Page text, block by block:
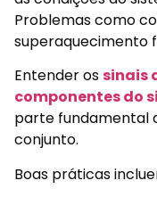
Problemas como
superaquecimento
Entender ossinais
componentes do
parte fundamental
conjunto.
Boas práticas